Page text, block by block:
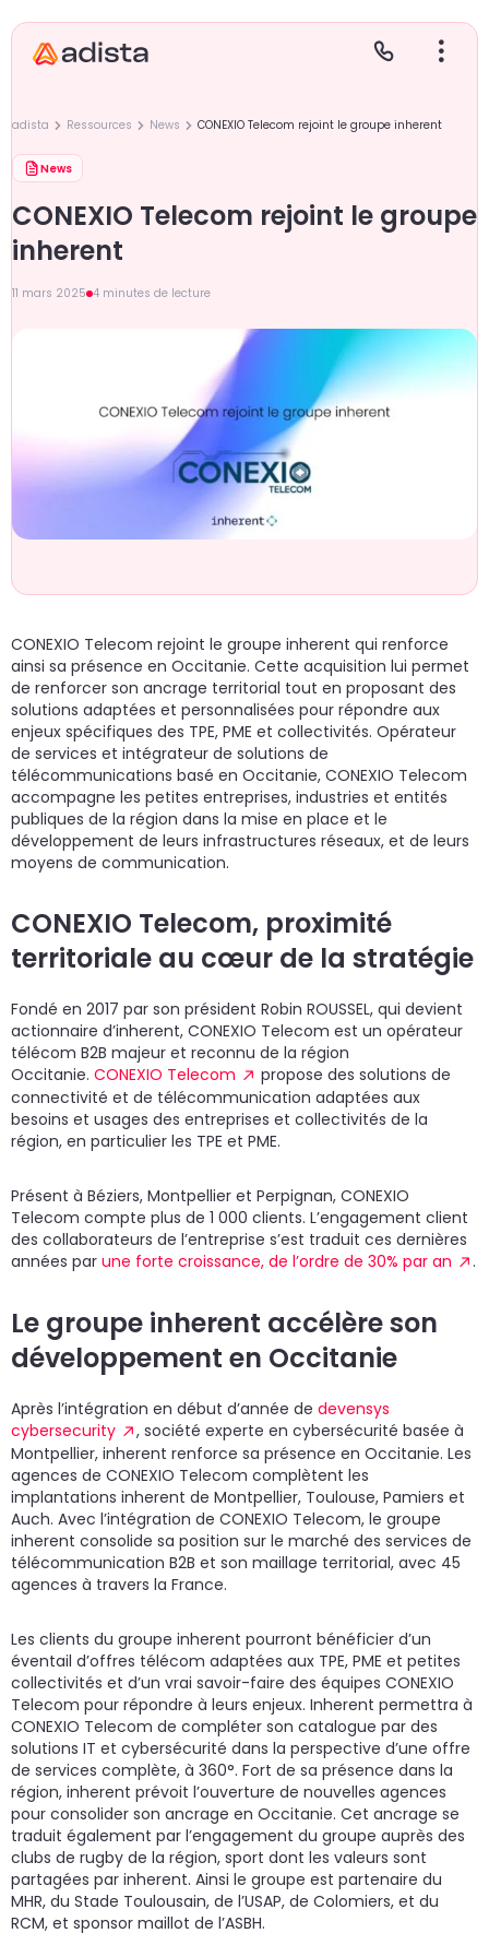
adista Ressources News CONEXIO Telecom rejoint le groupe inherent
News
CONEXIO Telecom rejoint le groupe
inherent
11 mars 2025 4 minutes de lecture
CONEXIO Telecom rejoint le groupe inherent qui renforce
ainsi sa présence en Occitanie. Cette acquisition lui permet
de renforcer son ancrage territorial tout en proposant des
solutions adaptées et personnalisées pour répondre aux
enjeux spécifiques des TPE, PME et collectivités. Opérateur
de services et intégrateur de solutions de
télécommunications basé en Occitanie, CONEXIO Telecom
accompagne les petites entreprises, industries et entités
publiques de la région dans la mise en place et le
développement de leurs infrastructures réseaux, et de leurs
moyens de communication.
CONEXIO Telecom, proximité
territoriale au cœur de la stratégie
Fondé en 2017 par son président Robin ROUSSEL, qui devient
actionnaire d’inherent, CONEXIO Telecom est un opérateur
télécom B2B majeur et reconnu de la région
Occitanie. CONEXIO Telecom
propose des solutions de
connectivité et de télécommunication adaptées aux
besoins et usages des entreprises et collectivités de la
région, en particulier les TPE et PME.
Présent à Béziers, Montpellier et Perpignan, CONEXIO
Telecom compte plus de 1 000 clients. L’engagement client
des collaborateurs de l’entreprise s’est traduit ces dernières
années par une forte croissance, de l’ordre de 30% par an .
Le groupe inherent accélère son
développement en Occitanie
Après l’intégration en début d’année de devensys
cybersecurity
, société experte en cybersécurité basée à
Montpellier, inherent renforce sa présence en Occitanie. Les
agences de CONEXIO Telecom complètent les
implantations inherent de Montpellier, Toulouse, Pamiers et
Auch. Avec l’intégration de CONEXIO Telecom, le groupe
inherent consolide sa position sur le marché des services de
télécommunication B2B et son maillage territorial, avec 45
agences à travers la France.
Les clients du groupe inherent pourront bénéficier d’un
éventail d’offres télécom adaptées aux TPE, PME et petites
collectivités et d’un vrai savoir-faire des équipes CONEXIO
Telecom pour répondre à leurs enjeux. Inherent permettra à
CONEXIO Telecom de compléter son catalogue par des
solutions IT et cybersécurité dans la perspective d’une offre
de services complète, à 360°. Fort de sa présence dans la
région, inherent prévoit l’ouverture de nouvelles agences
pour consolider son ancrage en Occitanie. Cet ancrage se
traduit également par l’engagement du groupe auprès des
clubs de rugby de la région, sport dont les valeurs sont
partagées par inherent. Ainsi le groupe est partenaire du
MHR, du Stade Toulousain, de l’USAP, de Colomiers, et du
RCM, et sponsor maillot de l’ASBH.